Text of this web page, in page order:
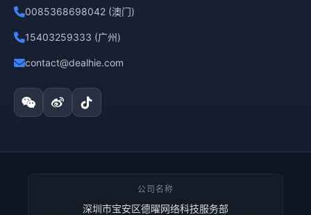
0085368698042 (澳门)
15403259333 (广州)
contact@dealhie.com
公司名称
深圳市宝安区德曜网络科技服务部